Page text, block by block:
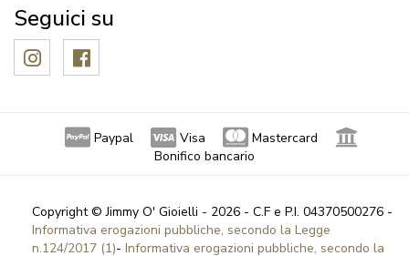
Seguici su
Paypal Visa
Mastercard
Bonifico bancario
Copyright © Jimmy O' Gioielli - 2026 - C.F e P.I. 04370500276 -
Informativa erogazioni pubbliche, secondo la Legge
n.124/2017 (1)- Informativa erogazioni pubbliche, secondo la